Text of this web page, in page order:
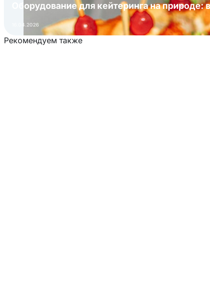
Оборудование для кейтеринга на
16.04.2026
Рекомендуем также